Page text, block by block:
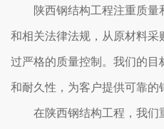
陕西钢结构工程注重质
和相关法律法规，从原材料
过严格的质量控制。我们的目
和耐久性，为客户提供可靠的
在陕西钢结构工程，我们